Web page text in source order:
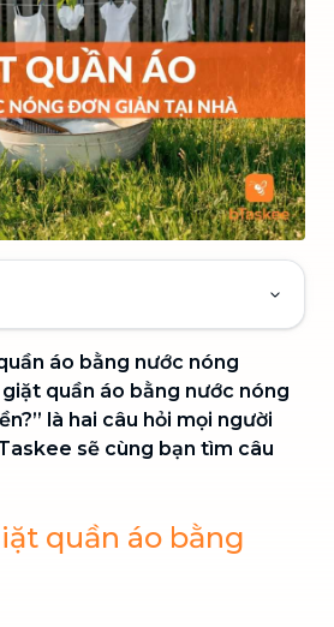
áo bằng nước nóng
quần áo bằng nước nóng
” là hai câu hỏi mọi người
sẽ cùng bạn tìm câu
quần áo bằng